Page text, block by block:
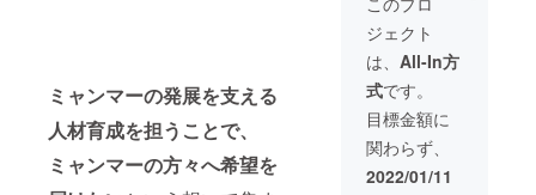
ミャンマーの発展を支える
人材育成を担うことで、
ミャンマーの方々へ希望を
ドリッ
プバッ
グは、
東京新
宿にあ
るミャ
ンマー
コー
ヒー専
門店、
ミュニ
ケー
ション
しなが
ら、一
緒に
ミャン
マー留
学生の
成長を
のご招
待
（2022
年3月か
ら24年4
月ま
で、半
年に1回
を予
定） ---
グ3袋
（2022
年4月頃
予定）
（配送
先は国
内に限
る） ⑤
ミャン
マー留
および
交流会
（2022
年6月頃
予定）
③成長
見守り
隊
Facebo
okコ
ジェクト
は、 All-In方
式です。
目標金額に
関わらず、
2022/01/11